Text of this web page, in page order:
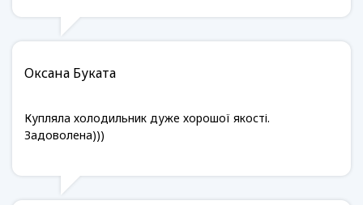
Оксана Буката
Купляла холодильник дуже хорошої якості.
Задоволена)))